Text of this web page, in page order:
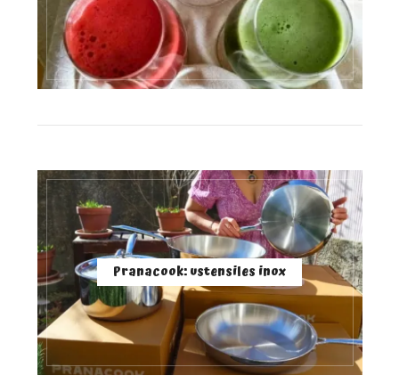
Pranacook: ustensiles inox